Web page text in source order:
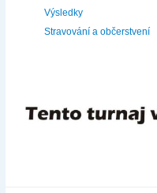
Výsledky
Stravování a občerstvení